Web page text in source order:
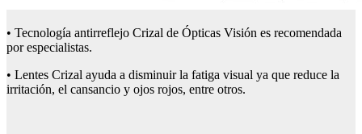
• Tecnología antirreflejo Crizal de Ópticas Visión es recomendada
por especialistas.
• Lentes Crizal ayuda a disminuir la fatiga visual ya que reduce la
irritación, el cansancio y ojos rojos, entre otros.